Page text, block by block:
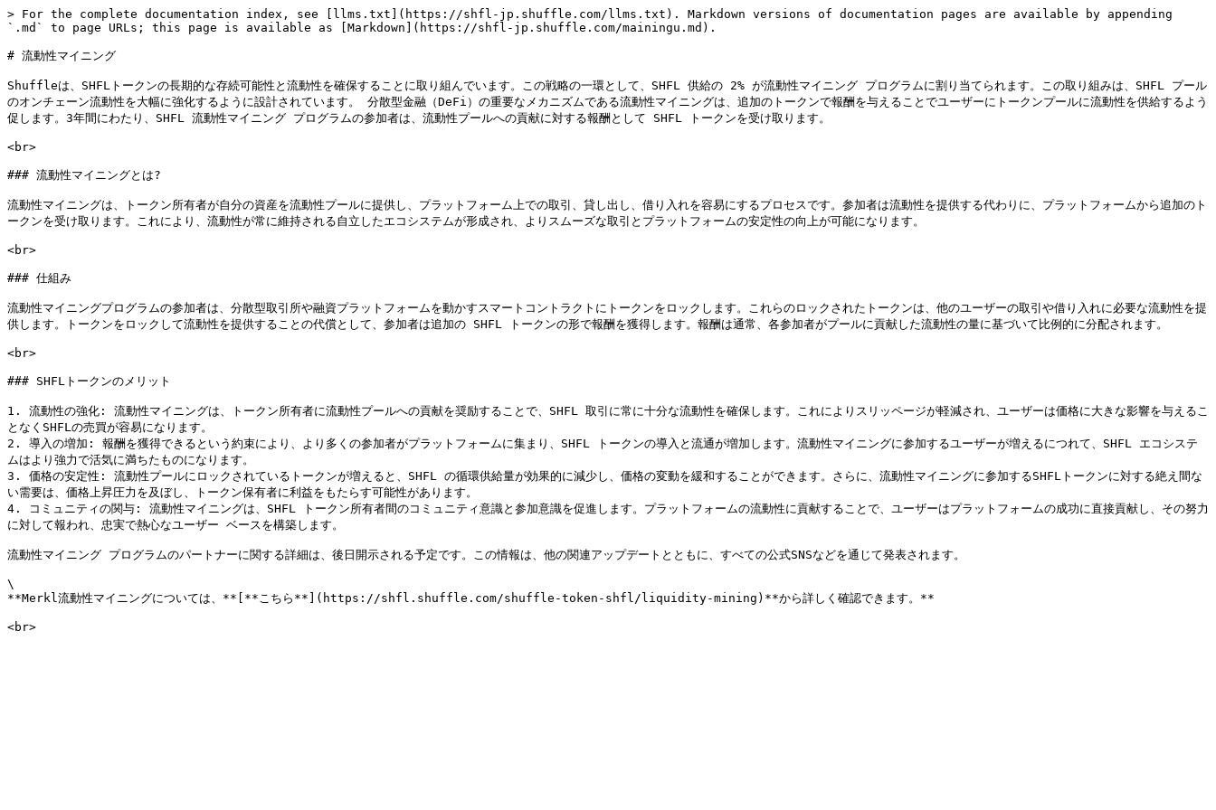
> For the complete documentation index, see [llms.txt](https://shfl-jp.shuffle.com/llms.txt). Markdown versions of documentation pages are available by appending
`.md` to page URLs; this page is available as [Markdown](https://shfl-jp.shuffle.com/mainingu.md).
# 流動性マイニング
Shuffleは、SHFLトークンの長期的な存続可能性と流動性を確保することに取り組んでいます。この戦略の一環として、SHFL 供給の 2% が流動性マイニング プログラムに割り当てられます。この取り組みは、SHFL プール
のオンチェーン流動性を大幅に強化するように設計されています。 分散型金融（DeFi）の重要なメカニズムである流動性マイニングは、追加のトークンで報酬を与えることでユーザーにトークンプールに流動性を供給するよう
促します。3年間にわたり、SHFL 流動性マイニング プログラムの参加者は、流動性プールへの貢献に対する報酬として SHFL トークンを受け取ります。
<br>
### 流動性マイニングとは?
流動性マイニングは、トークン所有者が自分の資産を流動性プールに提供し、プラットフォーム上での取引、貸し出し、借り入れを容易にするプロセスです。参加者は流動性を提供する代わりに、プラットフォームから追加のト
ークンを受け取ります。これにより、流動性が常に維持される自立したエコシステムが形成され、よりスムーズな取引とプラットフォームの安定性の向上が可能になります。
<br>
### 仕組み
流動性マイニングプログラムの参加者は、分散型取引所や融資プラットフォームを動かすスマートコントラクトにトークンをロックします。これらのロックされたトークンは、他のユーザーの取引や借り入れに必要な流動性を提
供します。トークンをロックして流動性を提供することの代償として、参加者は追加の SHFL トークンの形で報酬を獲得します。報酬は通常、各参加者がプールに貢献した流動性の量に基づいて比例的に分配されます。
<br>
### SHFLトークンのメリット
1. 流動性の強化: 流動性マイニングは、トークン所有者に流動性プールへの貢献を奨励することで、SHFL 取引に常に十分な流動性を確保します。これによりスリッページが軽減され、ユーザーは価格に大きな影響を与えるこ
となくSHFLの売買が容易になります。
2. 導入の増加: 報酬を獲得できるという約束により、より多くの参加者がプラットフォームに集まり、SHFL トークンの導入と流通が増加します。流動性マイニングに参加するユーザーが増えるにつれて、SHFL エコシステ
ムはより強力で活気に満ちたものになります。
3. 価格の安定性: 流動性プールにロックされているトークンが増えると、SHFL の循環供給量が効果的に減少し、価格の変動を緩和することができます。さらに、流動性マイニングに参加するSHFLトークンに対する絶え間な
い需要は、価格上昇圧力を及ぼし、トークン保有者に利益をもたらす可能性があります。
4. コミュニティの関与: 流動性マイニングは、SHFL トークン所有者間のコミュニティ意識と参加意識を促進します。プラットフォームの流動性に貢献することで、ユーザーはプラットフォームの成功に直接貢献し、その努力
に対して報われ、忠実で熱心なユーザー ベースを構築します。
流動性マイニング プログラムのパートナーに関する詳細は、後日開示される予定です。この情報は、他の関連アップデートとともに、すべての公式SNSなどを通じて発表されます。
\
**Merkl流動性マイニングについては、**[**こちら**](https://shfl.shuffle.com/shuffle-token-shfl/liquidity-mining)**から詳しく確認できます。**